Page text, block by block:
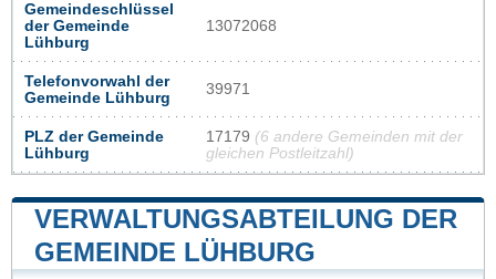
Gemeindeschlüssel
der Gemeinde
Lühburg
13072068
Telefonvorwahl der
Gemeinde Lühburg
39971
PLZ der Gemeinde
Lühburg
17179 (6 andere Gemeinden mit der
gleichen Postleitzahl)
VERWALTUNGSABTEILUNG DER
GEMEINDE LÜHBURG